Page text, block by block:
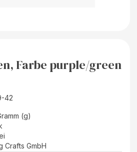
Farbe purple/green
42
(g)
Crafts GmbH